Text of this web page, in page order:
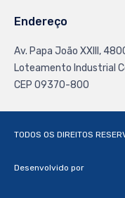
Endereço
Av. Papa João XXlll,
Loteamento Industrial
CEP 09370-800
TODOS OS DIREITOS
Desenvolvido por